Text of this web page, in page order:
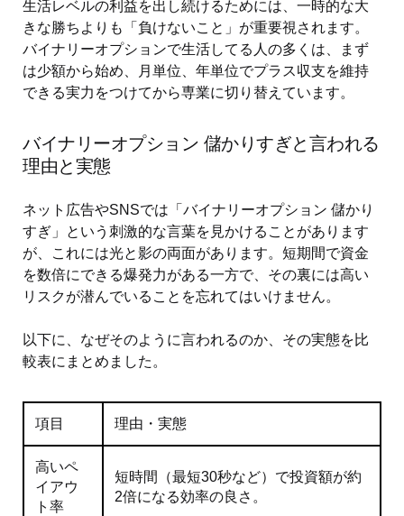
生活レベルの利益を出し続けるためには、一時的な大
きな勝ちよりも「負けないこと」が重要視されます。
バイナリーオプションで生活してる人の多くは、まず
は少額から始め、月単位、年単位でプラス収支を維持
できる実力をつけてから専業に切り替えています。
バイナリーオプション 儲かりすぎと言われる
理由と実態
ネット広告やSNSでは「バイナリーオプション 儲かり
すぎ」という刺激的な言葉を見かけることがあります
が、これには光と影の両面があります。短期間で資金
を数倍にできる爆発力がある一方で、その裏には高い
リスクが潜んでいることを忘れてはいけません。
以下に、なぜそのように言われるのか、その実態を比
較表にまとめました。
項目 理由・実態
高いペ
イアウ
ト率
短時間（最短30秒など）で投資額が約
2倍になる効率の良さ。